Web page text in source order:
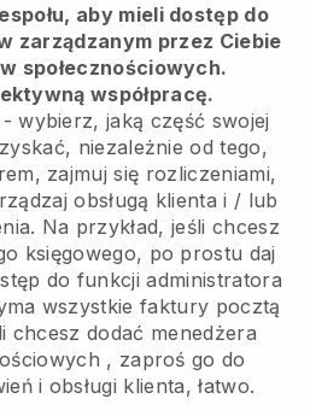
aby mieli dostęp do
zarządzanym przez Ciebie
społecznościowych.
współpracę.
wybierz, jaką część swojej
niezależnie od tego,
zajmuj się rozliczeniami,
obsługą klienta i / lub
Na przykład, jeśli chcesz
księgowego, po prostu daj
do funkcji administratora
wszystkie faktury pocztą
chcesz dodać menedżera
, zaproś go do
i obsługi klienta, łatwo.